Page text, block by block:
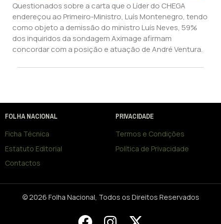
Questionados sobre a carta que o Líder do CHEGA
endereçou ao Primeiro-Ministro, Luís Montenegro, tendo
como objeto a demissão do ministro Luís Neves, 59%
dos inquiridos da sondagem Aximage afirmam
concordar com a posição e atuação de André Ventura.
FOLHA NACIONAL
Ficha Técnica
Estatuto Editorial
Contactos
PRIVACIDADE
Termos e Condições
Política de Privacidade
© 2026 Folha Nacional, Todos os Direitos Reservados